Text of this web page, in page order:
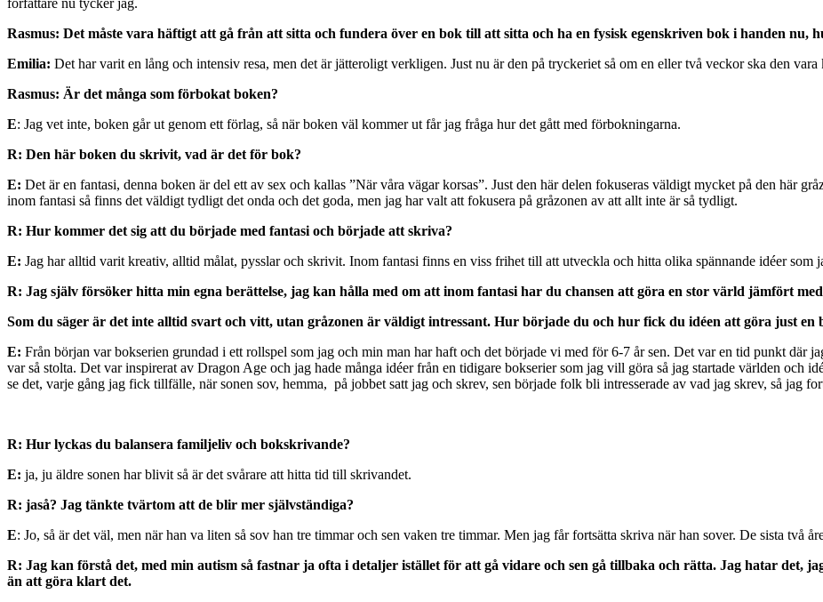
författare nu tycker jag.
Rasmus: Det måste vara häftigt att gå från att sitta och fundera över en bok till att sitta och ha en fysisk egenskriven bok i handen nu,
Emilia: Det har varit en lång och intensiv resa, men det är jätteroligt verkligen. Just nu är den på tryckeriet så om en eller två veckor ska den vara
Rasmus: Är det många som förbokat boken?
E: Jag vet inte, boken går ut genom ett förlag, så när boken väl kommer ut får jag fråga hur det gått med förbokningarna.
R: Den här boken du skrivit, vad är det för bok?
E: Det är en fantasi, denna boken är del ett av sex och kallas ”När våra vägar korsas”. Just den här delen fokuseras väldigt mycket på den här
inom fantasi så finns det väldigt tydligt det onda och det goda, men jag har valt att fokusera på gråzonen av att allt inte är så tydligt.
R: Hur kommer det sig att du började med fantasi och började att skriva?
E: Jag har alltid varit kreativ, alltid målat, pysslar och skrivit. Inom fantasi finns en viss frihet till att utveckla och hitta olika spännande idéer som
R: Jag själv försöker hitta min egna berättelse, jag kan hålla med om att inom fantasi har du chansen att göra en stor värld jämfört
Som du säger är det inte alltid svart och vitt, utan gråzonen är väldigt intressant. Hur började du och hur fick du idéen att göra just en
E: Från början var bokserien grundad i ett rollspel som jag och min man har haft och det började vi med för 6-7 år sen. Det var en tid punkt där
var så stolta. Det var inspirerat av Dragon Age och jag hade många idéer från en tidigare bokserier som jag vill göra så jag startade världen och
se det, varje gång jag fick tillfälle, när sonen sov, hemma, på jobbet satt jag och skrev, sen började folk bli intresserade av vad jag skrev, så jag
R: Hur lyckas du balansera familjeliv och bokskrivande?
E: ja, ju äldre sonen har blivit så är det svårare att hitta tid till skrivandet.
R: jaså? Jag tänkte tvärtom att de blir mer självständiga?
E: Jo, så är det väl, men när han va liten så sov han tre timmar och sen vaken tre timmar. Men jag får fortsätta skriva när han sover. De sista två
R: Jag kan förstå det, med min autism så fastnar ja ofta i detaljer istället för att gå vidare och sen gå tillbaka och rätta. Jag hatar det,
än att göra klart det.